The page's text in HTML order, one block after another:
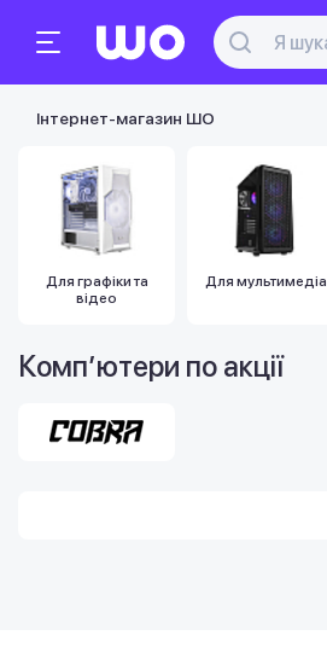
Інтернет-магазин ШО
Для графіки та
відео
Для мультимедіа
Комп’ютери по акції